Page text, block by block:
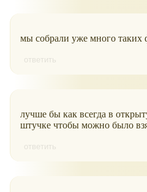
мы собрали уже много таких
ответить
лучше бы как всегда в
штучке чтобы можно было
ответить